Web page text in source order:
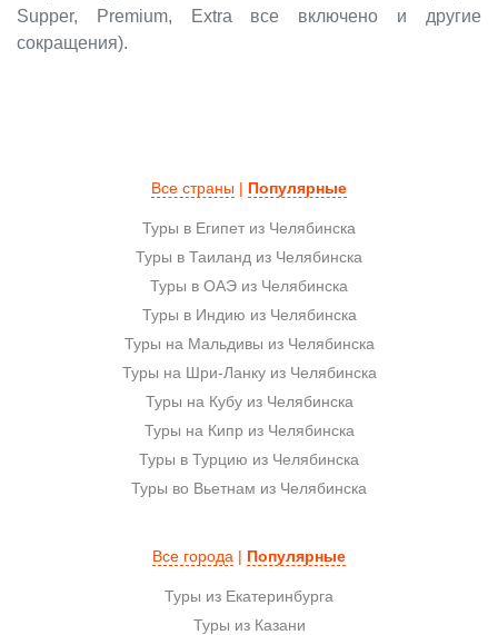
Supper, Premium, Extra все включено и другие
сокращения).
Все страны | Популярные
Туры в Египет из Челябинска
Туры в Таиланд из Челябинска
Туры в ОАЭ из Челябинска
Туры в Индию из Челябинска
Туры на Мальдивы из Челябинска
Туры на Шри-Ланку из Челябинска
Туры на Кубу из Челябинска
Туры на Кипр из Челябинска
Туры в Турцию из Челябинска
Туры во Вьетнам из Челябинска
Все города | Популярные
Туры из Екатеринбурга
Туры из Казани